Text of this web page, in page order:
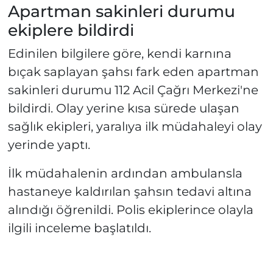
Apartman sakinleri durumu
ekiplere bildirdi
Edinilen bilgilere göre, kendi karnına
bıçak saplayan şahsı fark eden apartman
sakinleri durumu 112 Acil Çağrı Merkezi'ne
bildirdi. Olay yerine kısa sürede ulaşan
sağlık ekipleri, yaralıya ilk müdahaleyi olay
yerinde yaptı.
İlk müdahalenin ardından ambulansla
hastaneye kaldırılan şahsın tedavi altına
alındığı öğrenildi. Polis ekiplerince olayla
ilgili inceleme başlatıldı.